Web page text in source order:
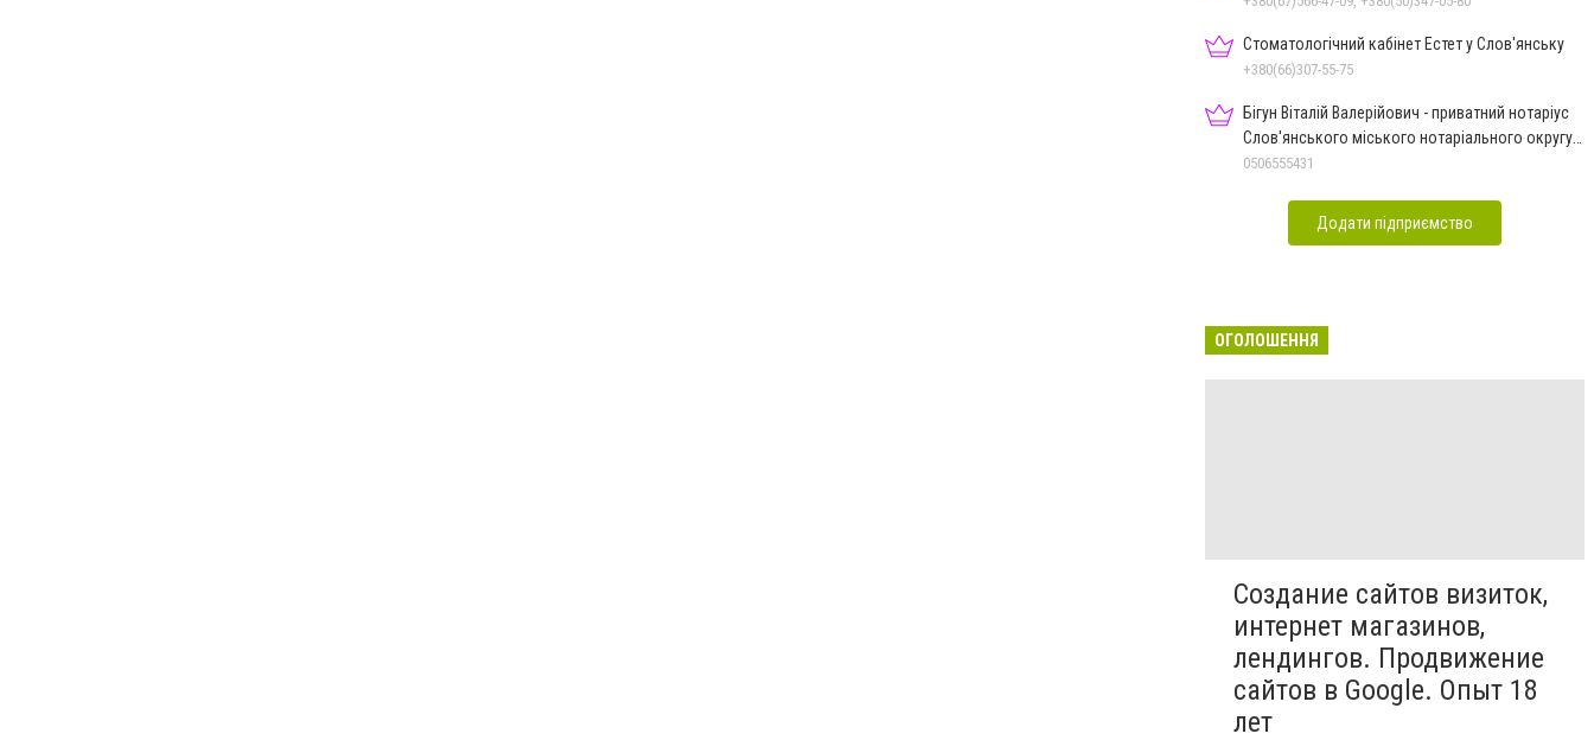
Стоматологічний кабінет Естет у Слов'янську
+380(66)307-55-75
Бігун Віталій Валерійович - приватний нотаріус
Слов'янського міського нотаріального округу
Дон.обл.
0506555431
Додати підприємство
ОГОЛОШЕННЯ
Создание сайтов визиток,
интернет магазинов,
лендингов. Продвижение
сайтов в Google. Опыт 18
лет